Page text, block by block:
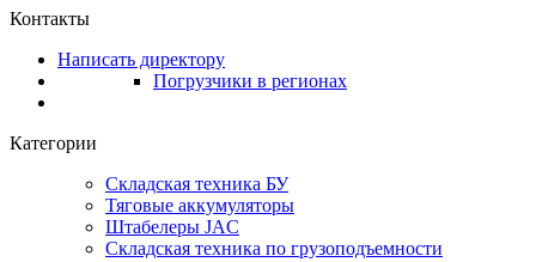
Контакты
Написать директору
Погрузчики в регионах
Категории
Складская техника БУ
Тяговые аккумуляторы
Штабелеры JAC
Складская техника по грузоподъемности